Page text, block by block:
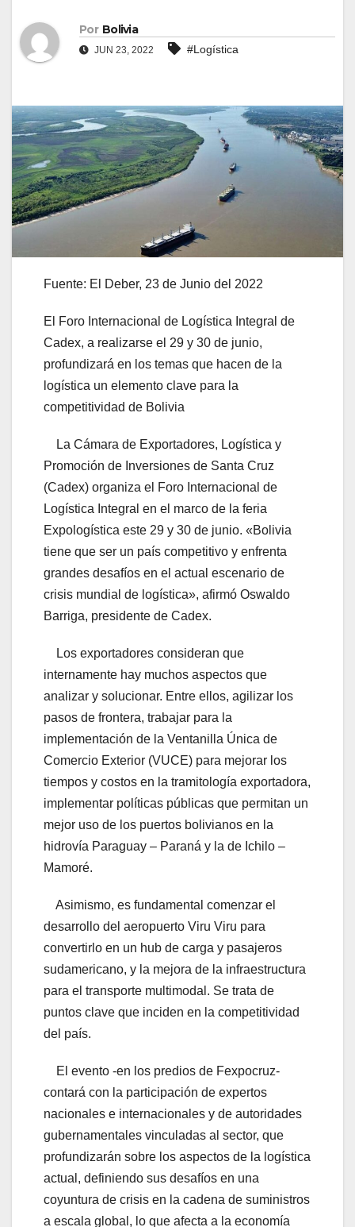
Por Bolivia
JUN 23, 2022 #Logística
Fuente: El Deber, 23 de Junio del 2022
El Foro Internacional de Logística Integral de
Cadex, a realizarse el 29 y 30 de junio,
profundizará en los temas que hacen de la
logística un elemento clave para la
competitividad de Bolivia
La Cámara de Exportadores, Logística y
Promoción de Inversiones de Santa Cruz
(Cadex) organiza el Foro Internacional de
Logística Integral en el marco de la feria
Expologística este 29 y 30 de junio. «Bolivia
tiene que ser un país competitivo y enfrenta
grandes desafíos en el actual escenario de
crisis mundial de logística», afirmó Oswaldo
Barriga, presidente de Cadex.
Los exportadores consideran que
internamente hay muchos aspectos que
analizar y solucionar. Entre ellos, agilizar los
pasos de frontera, trabajar para la
implementación de la Ventanilla Única de
Comercio Exterior (VUCE) para mejorar los
tiempos y costos en la tramitología exportadora,
implementar políticas públicas que permitan un
mejor uso de los puertos bolivianos en la
hidrovía Paraguay – Paraná y la de Ichilo –
Mamoré.
Asimismo, es fundamental comenzar el
desarrollo del aeropuerto Viru Viru para
convertirlo en un hub de carga y pasajeros
sudamericano, y la mejora de la infraestructura
para el transporte multimodal. Se trata de
puntos clave que inciden en la competitividad
del país.
El evento -en los predios de Fexpocruz-
contará con la participación de expertos
nacionales e internacionales y de autoridades
gubernamentales vinculadas al sector, que
profundizarán sobre los aspectos de la logística
actual, definiendo sus desafíos en una
coyuntura de crisis en la cadena de suministros
a escala global, lo que afecta a la economía